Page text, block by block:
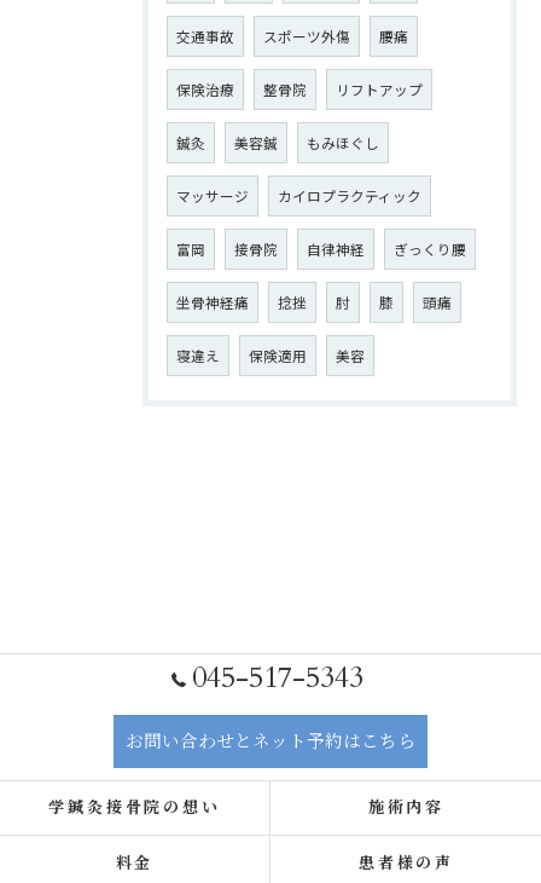
交通事故 スポーツ外傷 腰痛
保険治療 整骨院 リフトアップ
鍼灸 美容鍼 もみほぐし
マッサージ カイロプラクティック
富岡 接骨院 自律神経 ぎっくり腰
坐骨神経痛 捻挫 肘 膝 頭痛
寝違え 保険適用 美容
045-517-5343
お問い合わせとネット予約はこちら
学鍼灸接骨院の想い 施術内容
料金 患者様の声